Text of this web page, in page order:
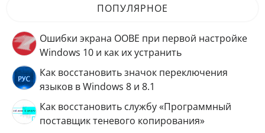
ПОПУЛЯРНОЕ
Ошибки экрана OOBE при первой настройке
Windows 10 и как их устранить
Как восстановить значок переключения
языков в Windows 8 и 8.1
Как восстановить службу «Программный
поставщик теневого копирования»